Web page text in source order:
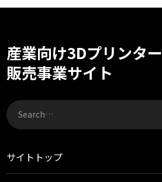
産業向け3Dプリンター
販売事業サイト
サイトトップ